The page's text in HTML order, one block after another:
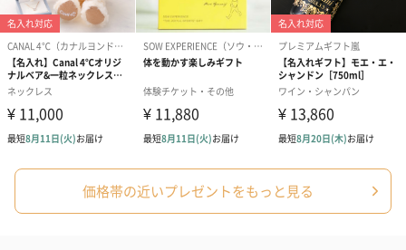
ゼリーバウム カット
（レモン＆紅茶）（432
円）
麦わらパンダバウム
（バナナ味）（540円）
3層デザート
ェ〜国産フル
り〜 3号（864
スキンケアグッズ
スキンケアグッズを同梱してお届けします。
価格帯の近いプレゼントをもっと見る